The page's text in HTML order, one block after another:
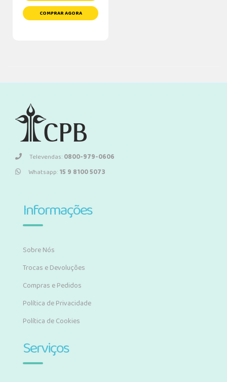
COMPRAR AGORA
Televendas:0800-979-0606
Whatsapp:15 9 8100 5073
Informações
Sobre Nós
Trocas e Devoluções
Compras e Pedidos
Política de Privacidade
Política de Cookies
Serviços